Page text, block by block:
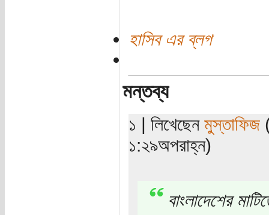
হাসিব এর ব্লগ
মন্তব্য
১ | লিখেছেন মুস্তাফিজ
১:২৯অপরাহ্ন)
বাংলাদেশের